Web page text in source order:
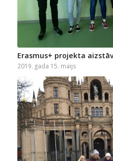
Erasmus+ projekta
2019. gada 15. maijs